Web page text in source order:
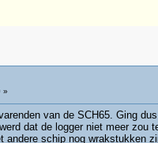
»
van de SCH65. Ging
dat de logger niet meer
schip nog